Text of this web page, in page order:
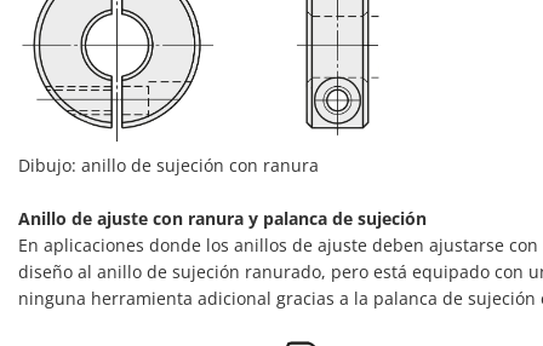
Dibujo: anillo de sujeción con ranura
Anillo de ajuste con ranura y palanca de sujeción
En aplicaciones donde los anillos de ajuste deben ajustarse
diseño al anillo de sujeción ranurado, pero está equipado con
ninguna herramienta adicional gracias a la palanca de